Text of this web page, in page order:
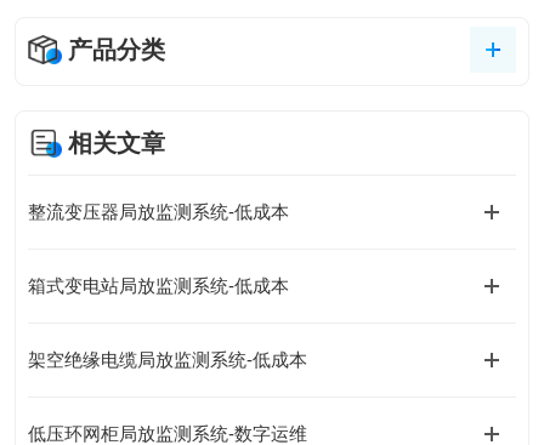
产品分类
相关文章
整流变压器局放监测系统-低成本
箱式变电站局放监测系统-低成本
架空绝缘电缆局放监测系统-低成本
低压环网柜局放监测系统-数字运维